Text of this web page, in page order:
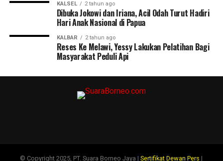
KALSEL 2 tahun ago
Dibuka Jokowi dan Iriana, Acil Odah Turut Hadiri
Hari Anak Nasional di Papua
KALBAR 2 tahun ago
Reses Ke Melawi, Yessy Lakukan Pelatihan Bagi
Masyarakat Peduli Api
© Copyright 2025, PT. Suara Borneo Jaya |Sertifikat Dewan Pers |